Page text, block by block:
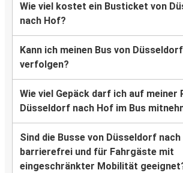
Wie viel kostet ein Busticket von
nach Hof?
Kann ich meinen Bus von
verfolgen?
Wie viel Gepäck darf ich auf meiner
Düsseldorf nach Hof im Bus
Sind die Busse von Düsseldorf
barrierefrei und für Fahrgäste mit
eingeschränkter Mobilität